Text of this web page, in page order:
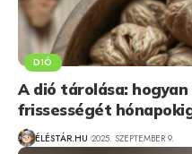
DIÓ
A dió tárolása: hogyan
frissességét
ÉLÉSTÁR.HU 2025. SZEPTEMBER 9.